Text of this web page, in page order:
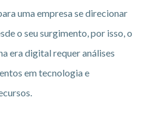
uma empresa se direcionar
o seu surgimento, por isso, o
era digital requer análises
em tecnologia e